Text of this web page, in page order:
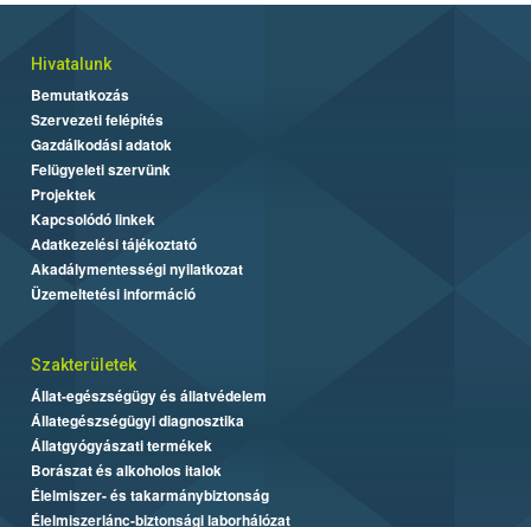
Hivatalunk
Bemutatkozás
Szervezeti felépítés
Gazdálkodási adatok
Felügyeleti szervünk
Projektek
Kapcsolódó linkek
Adatkezelési tájékoztató
Akadálymentességi nyilatkozat
Üzemeltetési információ
Szakterületek
Állat-egészségügy és állatvédelem
Állategészségügyi diagnosztika
Állatgyógyászati termékek
Borászat és alkoholos italok
Élelmiszer- és takarmánybiztonság
Élelmiszerlánc-biztonsági laborhálózat